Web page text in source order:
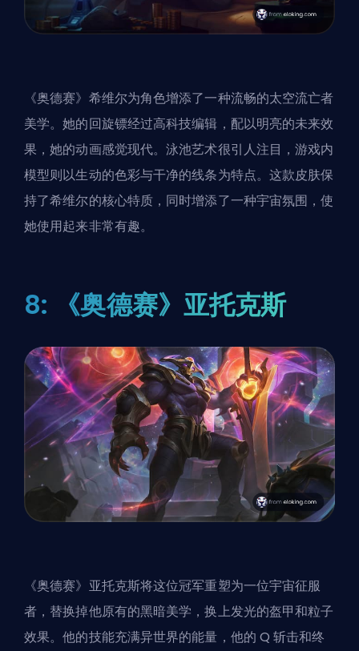
《奥德赛》希维尔为角色增添了一种流畅的太空流亡者
美学。她的回旋镖经过高科技编辑，配以明亮的未来效
果，她的动画感觉现代。泳池艺术很引人注目，游戏内
模型则以生动的色彩与干净的线条为特点。这款皮肤保
持了希维尔的核心特质，同时增添了一种宇宙氛围，使
她使用起来非常有趣。
8: 《奥德赛》亚托克斯
《奥德赛》亚托克斯将这位冠军重塑为一位宇宙征服
者，替换掉他原有的黑暗美学，换上发光的盔甲和粒子
效果。他的技能充满异世界的能量，他的 Q 斩击和终